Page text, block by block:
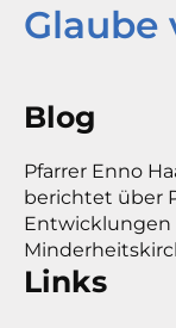
Glaube
Blog
Pfarrer Enno
berichtet über
Entwicklungen
Links